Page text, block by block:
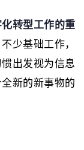
转型工作的重
少基础工作，
出发视为信息
新的新事物的